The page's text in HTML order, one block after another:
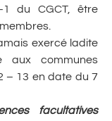
1 du CGCT, être
exercé ladite
aux communes
– 13 en date du 7
facultatives